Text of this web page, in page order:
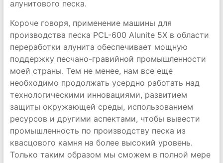
алунитового песка.
Короче говоря, применение машины для
производства песка PCL-600 Alunite 5X в области
переработки алунита обеспечивает мощную
поддержку песчано-гравийной промышленности
моей страны. Тем не менее, нам все еще
необходимо продолжать усердно работать над
технологическими инновациями, развитием
защиты окружающей среды, использованием
ресурсов и другими аспектами, чтобы вывести
промышленность по производству песка из
квасцового камня на более высокий уровень.
Только таким образом мы сможем в полной мере